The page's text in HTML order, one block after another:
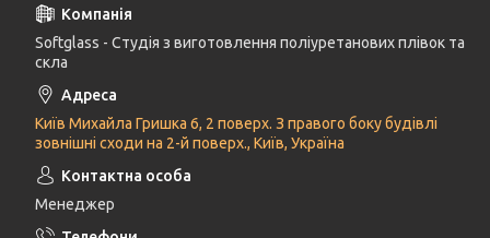
Softglass - Студія з виготовлення поліуретанових плівок та
скла
Київ Михайла Гришка 6, 2 поверх. З правого боку будівлі
зовнішні сходи на 2-й поверх., Київ, Україна
Менеджер